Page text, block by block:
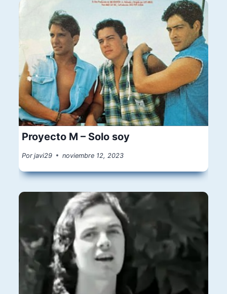
Proyecto M – Solo soy
Por javi29 noviembre 12, 2023